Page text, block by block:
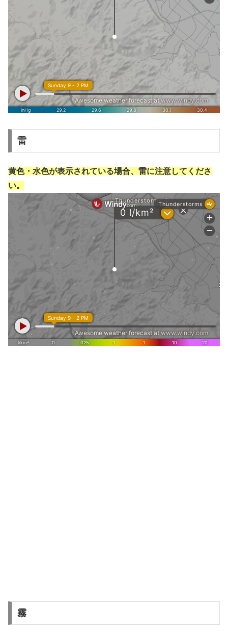
雷
黄色・水色が表示されている場合、雷に注意してくださ
い。
霧